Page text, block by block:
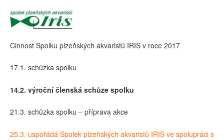
Činnost Spolku plzeňských akvaristů IRIS v roce 2017
17.1. schůzka spolku
14.2. výroční členská schůze spolku
21.3. schůzka spolku – příprava akce
25.3. uspořádá Spolek plzeňských akvaristů IRIS ve spolupráci s